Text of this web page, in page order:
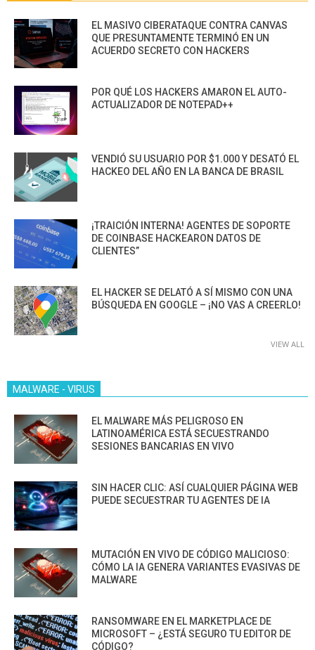
EL MASIVO CIBERATAQUE CONTRA CANVAS
QUE PRESUNTAMENTE TERMINÓ EN UN
ACUERDO SECRETO CON HACKERS
POR QUÉ LOS HACKERS AMARON EL AUTO-
ACTUALIZADOR DE NOTEPAD++
VENDIÓ SU USUARIO POR $1.000 Y DESATÓ EL
HACKEO DEL AÑO EN LA BANCA DE BRASIL
¡TRAICIÓN INTERNA! AGENTES DE SOPORTE
DE COINBASE HACKEARON DATOS DE
CLIENTES”
EL HACKER SE DELATÓ A SÍ MISMO CON UNA
BÚSQUEDA EN GOOGLE – ¡NO VAS A CREERLO!
VIEW ALL
MALWARE - VIRUS
EL MALWARE MÁS PELIGROSO EN
LATINOAMÉRICA ESTÁ SECUESTRANDO
SESIONES BANCARIAS EN VIVO
SIN HACER CLIC: ASÍ CUALQUIER PÁGINA WEB
PUEDE SECUESTRAR TU AGENTES DE IA
MUTACIÓN EN VIVO DE CÓDIGO MALICIOSO:
CÓMO LA IA GENERA VARIANTES EVASIVAS DE
MALWARE
RANSOMWARE EN EL MARKETPLACE DE
MICROSOFT – ¿ESTÁ SEGURO TU EDITOR DE
CÓDIGO?